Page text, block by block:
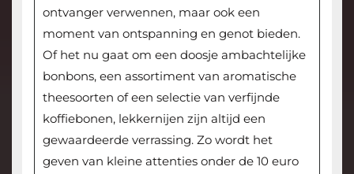
ontvanger verwennen, maar ook een
moment van ontspanning en genot bieden.
Of het nu gaat om een doosje ambachtelijke
bonbons, een assortiment van aromatische
theesoorten of een selectie van verfijnde
koffiebonen, lekkernijen zijn altijd een
gewaardeerde verrassing. Zo wordt het
geven van kleine attenties onder de 10 euro